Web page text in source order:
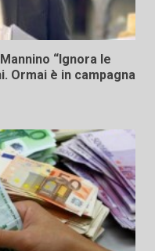
“Ignora le
Ormai è in campagna